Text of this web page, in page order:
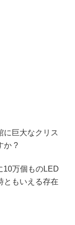
に巨大なクリス
か ?
10万個ものLED
ともいえる存在